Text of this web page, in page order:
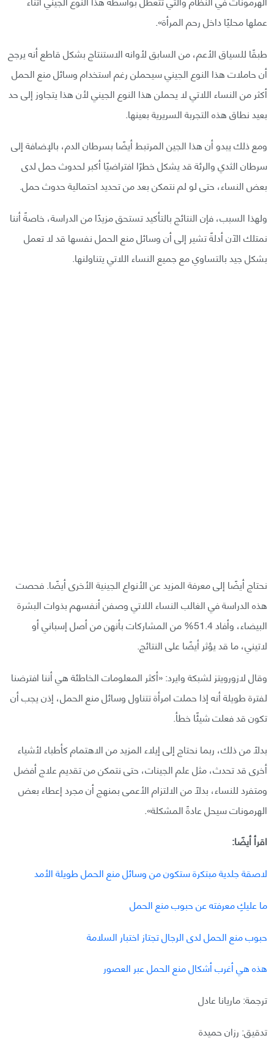
عملها محليًا داخل رحم المرأة».
طبقًا للسياق الأعم، من السابق لأوانه الاستنتاج بشكل قاطع أنه يرجح
أن حاملات هذا النوع الجيني سيحملن رغم استخدام وسائل منع الحمل
أكثر من النساء اللاتي لا يحملن هذا النوع الجيني لأن هذا يتجاوز إلى حد
بعيد نطاق هذه التجربة السريرية بعينها.
ومع ذلك يبدو أن هذا الجين المرتبط أيضًا بسرطان الدم، بالإضافة إلى
سرطان الثدي والرئة قد يشكل خطرًا افتراضيًا أكبر لحدوث حمل لدى
بعض النساء، حتى لو لم نتمكن بعد من تحديد احتمالية حدوث حمل.
ولهذا السبب، فإن النتائج بالتأكيد تستحق مزيدًا من الدراسة، خاصةً أننا
نمتلك الآن أدلةً تشير إلى أن وسائل منع الحمل نفسها قد لا تعمل
بشكل جيد بالتساوي مع جميع النساء اللاتي يتناولنها.
نحتاج أيضًا إلى معرفة المزيد عن الأنواع الجينية الأخرى أيضًا. فحصت
هذه الدراسة في الغالب النساء اللاتي وصفن أنفسهم بذوات البشرة
البيضاء، وأفاد 51.4% من المشاركات بأنهن من أصل إسباني أو
لاتيني، ما قد يؤثر أيضًا على النتائج.
وقال لازورويتز لشبكة وايرد: «أكثر المعلومات الخاطئة هي أننا افترضنا
لفترة طويلة أنه إذا حملت امرأة تتناول وسائل منع الحمل، إذن يجب أن
تكون قد فعلت شيئًا خطأ.
بدلاً من ذلك، ربما نحتاج إلى إيلاء المزيد من الاهتمام كأطباء لأشياء
أخرى قد تحدث، مثل علم الجينات، حتى نتمكن من تقديم علاج أفضل
ومتفرد للنساء، بدلاً من الالتزام الأعمى بمنهج أن مجرد إعطاء بعض
الهرمونات سيحل عادةً المشكلة».
اقرأ أيضًا:
لاصقة جلدية مبتكرة ستكون من وسائل منع الحمل طويلة الأمد
ما عليكِ معرفته عن حبوب منع الحمل
حبوب منع الحمل لدى الرجال تجتاز اختبار السلامة
هذه هي أغرب أشكال منع الحمل عبر العصور
ترجمة: ماريانا عادل
تدقيق: رزان حميدة